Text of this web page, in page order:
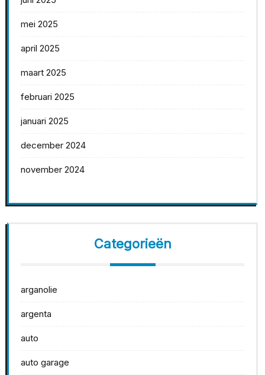
mei 2025
april 2025
maart 2025
februari 2025
januari 2025
december 2024
november 2024
Categorieën
arganolie
argenta
auto
auto garage